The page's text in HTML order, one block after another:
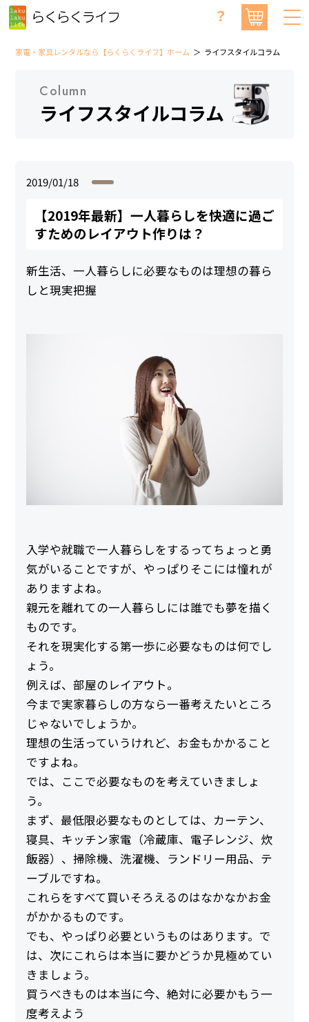
？
家電・家具レンタルなら【らくらくライフ】ホーム ライフスタイルコラム
Column
ライフスタイルコラム
2019/01/18
【2019年最新】一人暮らしを快適に過ご
すためのレイアウト作りは？
新生活、一人暮らしに必要なものは理想の暮ら
しと現実把握
入学や就職で一人暮らしをするってちょっと勇
気がいることですが、やっぱりそこには憧れが
ありますよね。
親元を離れての一人暮らしには誰でも夢を描く
ものです。
それを現実化する第一歩に必要なものは何でし
ょう。
例えば、部屋のレイアウト。
今まで実家暮らしの方なら一番考えたいところ
じゃないでしょうか。
理想の生活っていうけれど、お金もかかること
ですよね。
では、ここで必要なものを考えていきましょ
う。
まず、最低限必要なものとしては、カーテン、
寝具、キッチン家電（冷蔵庫、電子レンジ、炊
飯器）、掃除機、洗濯機、ランドリー用品、テ
ーブルですね。
これらをすべて買いそろえるのはなかなかお金
がかかるものです。
でも、やっぱり必要というものはあります。で
は、次にこれらは本当に要かどうか見極めてい
きましょう。
買うべきものは本当に今、絶対に必要かもう一
度考えよう